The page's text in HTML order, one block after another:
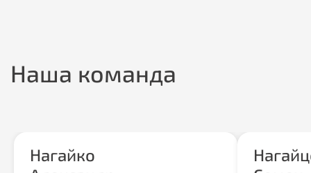
Наша команда
Нагайко
Нагайцев Семен